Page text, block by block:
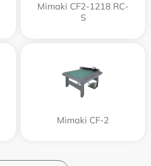
Mimaki CF2-1218 RC-
S
Mimaki CF-2